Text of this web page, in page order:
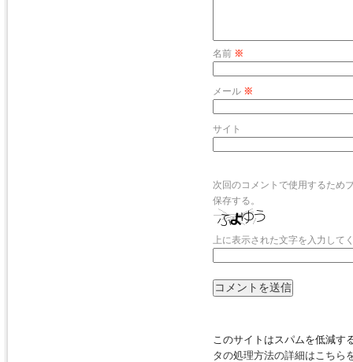
名前 ※
メール ※
サイト
次回のコメントで使用するため
保存する。
上に表示された文字を入力して
このサイトはスパムを低減す
タの処理方法の詳細はこちら